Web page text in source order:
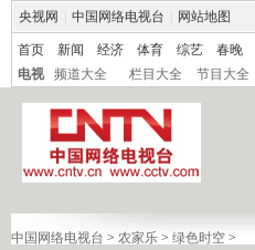
央视网 中国网络电视台 网站地图
首页 新闻 经济 体育 综艺 春晚
电视
频道大全 栏目大全 节目大全
中国网络电视台 > 农家乐 > 绿色时空 >